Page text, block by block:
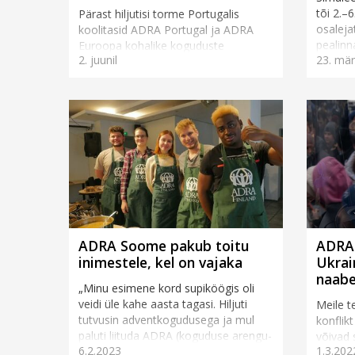
Pärast hiljutisi torme Portugalis
koolitasid ADRA Portugal ja ADRA
Euroopa kohalike koguduste
esindajaid, et nad oskaksid
ko...
2. juunil
tõi
23.
ADRA Soome pakub toitu
inimestele, kel on vajaka
„Minu esimene kord supiköögis oli
veidi üle kahe aasta tagasi. Hiljuti
tutvusin adventkogudusega ja mul
paluti liituda ADRA (koguduse arengu-
ja abistamisagentuur) toidujagamise
6.2.2023
Meile
võivad